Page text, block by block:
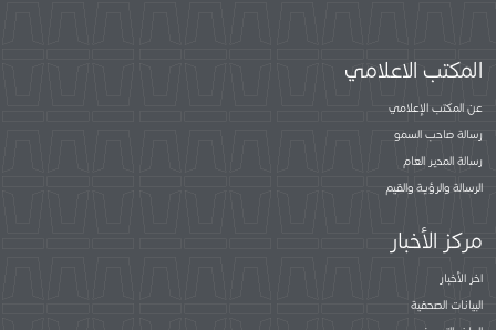
المكتب الاعلامي
عن المكتب الإعلامي
رسالة صاحب السمو
رسالة المدير العام
الرسالة والرؤية والقيم
مركز الأخبار
اخر الأخبار
البيانات الصحفية